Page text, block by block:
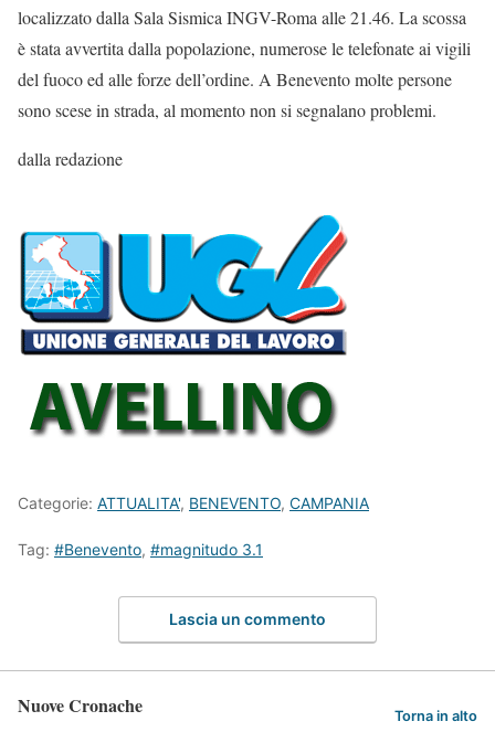
localizzato dalla Sala Sismica INGV-Roma alle 21.46. La scossa
è stata avvertita dalla popolazione, numerose le telefonate ai vigili
del fuoco ed alle forze dell’ordine. A Benevento molte persone
sono scese in strada, al momento non si segnalano problemi.
dalla redazione
Categorie: ATTUALITA', BENEVENTO, CAMPANIA
Tag: #Benevento, #magnitudo 3.1
Lascia un commento
Nuove Cronache Torna in alto